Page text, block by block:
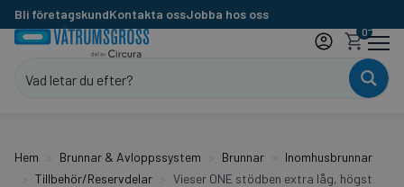
Bli företagskundKontakta ossJobba hos oss
0
Hem Brunnar & Avloppssystem Brunnar
Inomhusbrunnar
Tillbehör/Reservdelar
Vieser ONE stödben extra låg, högst